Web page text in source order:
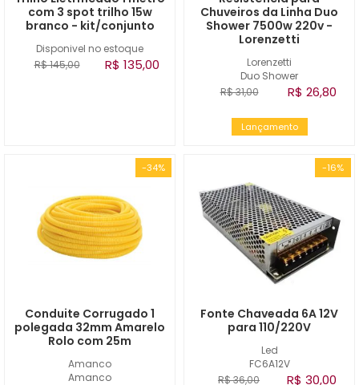
Disponivel no estoque
com 3 spot trilho 15w
branco - kit/conjunto
R$ 145,00 R$ 135,00
Lorenzetti
Duo Shower
Chuveiros da Linha Duo
Shower 7500w 220v -
Lorenzetti
R$ 31,00 R$ 26,80
Lançamento
-34%
Amanco
Amanco
Conduite Corrugado 1
polegada 32mm Amarelo
Rolo com 25m
-16%
Led
FC6A12V
Fonte Chaveada 6A 12V
para 110/220V
R$ 36,00 R$ 30,00